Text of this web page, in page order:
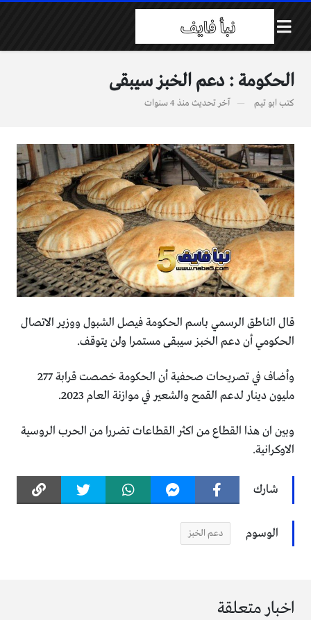
الحكومة : دعم الخبز سيبقى
كتب ابو تيم آخر تحديث منذ 4 سنوات
قال الناطق الرسمي باسم الحكومة فيصل الشبول ووزير الاتصال
الحكومي أن دعم الخبز سيبقى مستمرا ولن يتوقف.
وأضاف في تصريحات صحفية أن الحكومة خصصت قرابة 277
مليون دينار لدعم القمح والشعير في موازنة العام 2023.
وبين ان هذا القطاع من اكثر القطاعات تضررا من الحرب الروسية
الاوكرانية.
شارك
الوسوم دعم الخبز
اخبار متعلقة